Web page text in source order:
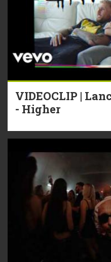
VIDEOCLIP |
- Higher